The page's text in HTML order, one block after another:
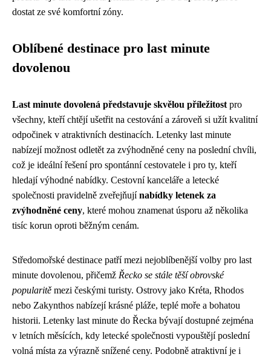
dostat ze své komfortní zóny.
Oblíbené destinace pro last minute
dovolenou
Last minute dovolená představuje skvělou příležitostpro
všechny, kteří chtějí ušetřit na cestování a zároveň si užít kvalitní
odpočinek v atraktivních destinacích. Letenky last minute
nabízejí možnost odletět za zvýhodněné ceny na poslední chvíli,
což je ideální řešení pro spontánní cestovatele i pro ty, kteří
hledají výhodné nabídky. Cestovní kanceláře a letecké
společnosti pravidelně zveřejňují nabídky letenek za
zvýhodněné ceny, které mohou znamenat úsporu až několika
tisíc korun oproti běžným cenám.
Středomořské destinace patří mezi nejoblíbenější volby pro last
minute dovolenou, přičemž Řecko se stále těší obrovské
popularitě mezi českými turisty. Ostrovy jako Kréta, Rhodos
nebo Zakynthos nabízejí krásné pláže, teplé moře a bohatou
historii. Letenky last minute do Řecka bývají dostupné zejména
v letních měsících, kdy letecké společnosti vypouštějí poslední
volná místa za výrazně snížené ceny. Podobně atraktivní je i